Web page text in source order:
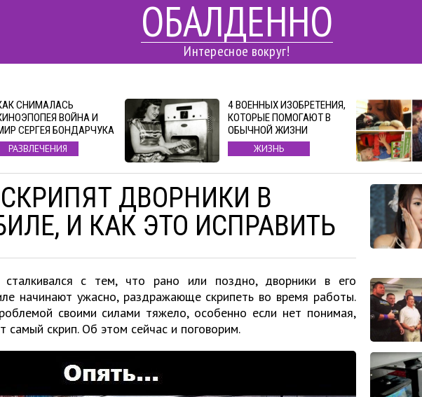
ОБАЛДЕННО
Интересное вокруг!
СНИМАЛАСЬ
ВОЙНА И
СЕРГЕЯ БОНДАРЧУКА
РАЗВЛЕЧЕНИЯ
4 ВОЕННЫХ ИЗОБРЕТЕНИЯ,
КОТОРЫЕ ПОМОГАЮТ В
ОБЫЧНОЙ ЖИЗНИ
ЖИЗНЬ
ДВОРНИКИ В
И КАК ЭТО ИСПРАВИТЬ
с тем, что рано или поздно, дворники в его
начинают ужасно, раздражающе скрипеть во время работы.
своими силами тяжело, особенно если нет понимая,
самый скрип. Об этом сейчас и поговорим.